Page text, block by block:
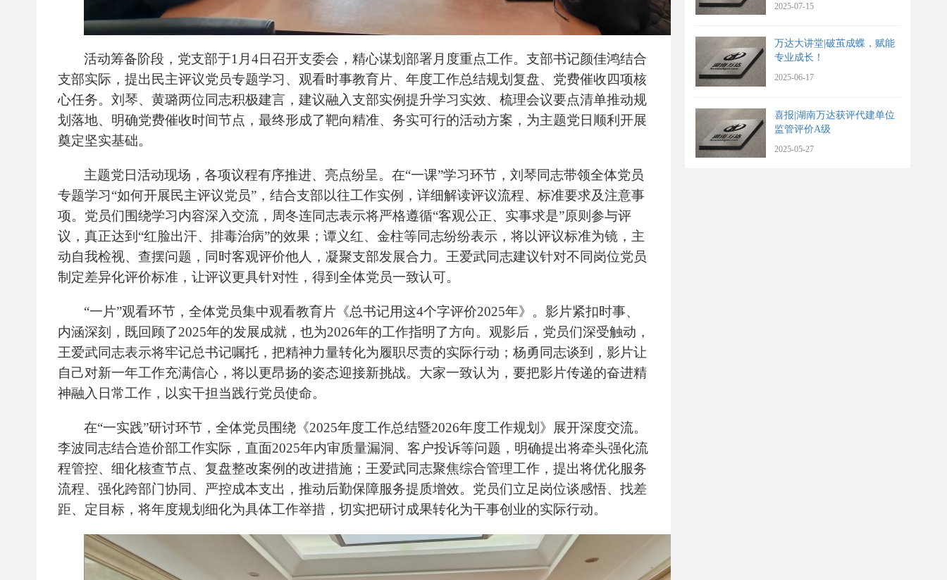
活动筹备阶段，党支部于1 月4日召开支委会，精心谋划部署月度重点工作。支部书记颜佳鸿结合
支部实际，提出民主评议党员专题学习、观看时事教育片、年度工作总结规划复盘、党费催收四项核
心任务。刘琴、黄璐两位同志积极建言，建议融入支部实例提升学习实效、梳理会议要点清单推动规
划落地、明确党费催收时间节点，最终形成了靶向精准、务实可行的活动方案，为主题党日顺利开展
奠定坚实基础。
主题党日活动现场，各项议程有序推进、亮点纷呈。在“一课”学习环节，刘琴同志带领全体党员
专题学习“如何开展民主评议党员”，结合支部以往工作实例，详细解读评议流程、标准要求及注意事
项。党员们围绕学习内容深入交流，周冬连同志表示将严格遵循“客观公正、实事求是”原则参与评
议，真正达到“红脸出汗、排毒治病”的效果；谭义红、金柱等同志纷纷表示，将以评议标准为镜，主
动自我检视、查摆问题，同时客观评价他人，凝聚支部发展合力。王爱武同志建议针对不同岗位党员
制定差异化评价标准，让评议更具针对性，得到全体党员一致认可。
“一片”观看环节，全体党员集中观看教育片《总书记用这4个字评价2025年》。影片紧扣时事、
内涵深刻，既回顾了2025年的发展成就，也为2026年的工作指明了方向。观影后，党员们深受触动，
王爱武同志表示将牢记总书记嘱托，把精神力量转化为履职尽责的实际行动；杨勇同志谈到，影片让
自己对新一年工作充满信心，将以更昂扬的姿态迎接新挑战。大家一致认为，要把影片传递的奋进精
神融入日常工作，以实干担当践行党员使命。
在“一实践”研讨环节，全体党员围绕《2025年度工作总结暨2026年度工作规划》展开深度交流。
李波同志结合造价部工作实际，直面2025年内审质量漏洞、客户投诉等问题，明确提出将牵头强化流
程管控、细化核查节点、复盘整改案例的改进措施；王爱武同志聚焦综合管理工作，提出将优化服务
流程、强化跨部门协同、严控成本支出，推动后勤保障服务提质增效。党员们立足岗位谈感悟、找差
距、定目标，将年度规划细化为具体工作举措，切实把研讨成果转化为干事创业的实际行动。
2025-07-15
万达大讲堂|破茧成蝶，赋能
专业成长！
2025-06-17
喜报|湖南万达获评代建单位
监管评价A级
2025-05-27